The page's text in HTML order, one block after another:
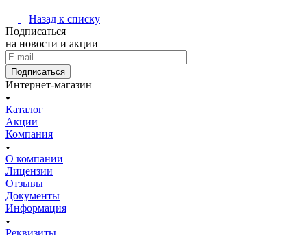
Назад к списку
Подписаться
на новости и акции
Подписаться
Интернет-магазин
Каталог
Акции
Компания
О компании
Лицензии
Отзывы
Документы
Информация
Реквизиты